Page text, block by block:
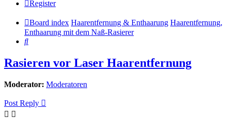
Register
Board index Haarentfernung & Enthaarung Haarentfernung,
Enthaarung mit dem Naß-Rasierer
Search
Rasieren vor Laser Haarentfernung
Moderator: Moderatoren
Post Reply